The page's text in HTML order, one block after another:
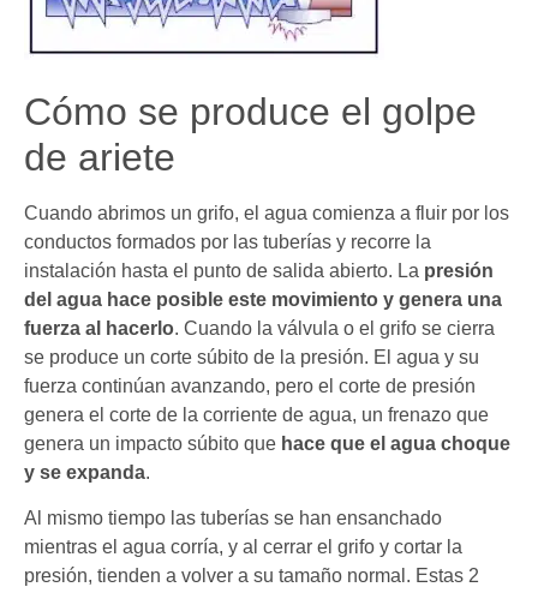
Cómo se produce el golpe
de ariete
Cuando abrimos un grifo, el agua comienza a fluir por los
conductos formados por las tuberías y recorre la
instalación hasta el punto de salida abierto. La presión
del agua hace posible este movimiento y genera una
fuerza al hacerlo. Cuando la válvula o el grifo se cierra
se produce un corte súbito de la presión. El agua y su
fuerza continúan avanzando, pero el corte de presión
genera el corte de la corriente de agua, un frenazo que
genera un impacto súbito que hace que el agua choque
y se expanda.
Al mismo tiempo las tuberías se han ensanchado
mientras el agua corría, y al cerrar el grifo y cortar la
presión, tienden a volver a su tamaño normal. Estas 2